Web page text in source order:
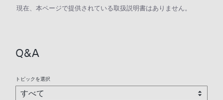
現在、本ページで提供されている取扱説明書はありません。
Q&A
トピックを選択